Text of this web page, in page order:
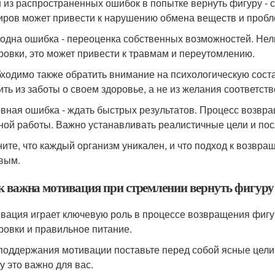
может привести к нарушению обмена веществ и
ошибка - переоценка собственных возможностей.
это может привести к травмам и переутомлению.
также обратить внимание на психологическую
из заботы о своем здоровье, а не из желания
ошибка - ждать быстрых результатов. Процесс
работы. Важно устанавливать реалистичные цели и
что каждый организм уникален, и что подход к
важна мотивация при стремлении вернуть фигуру
играет ключевую роль в процессе возвращения
и правильное питание.
мотивации поставьте перед собой ясные
это важно для вас.